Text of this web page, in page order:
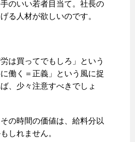
のいい若者目当て。社長の
る人材が欲しいのです。
は買ってでもしろ」という
働く＝正義」という風に捉
、少々注意すべきでしょ
の時間の価値は、給料分以
しれません。